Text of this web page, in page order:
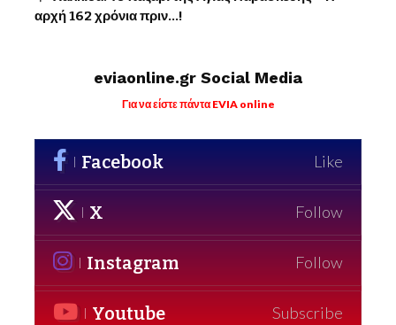
αρχή 162 χρόνια πριν…!
eviaonline.gr Social Media
Για να είστε πάντα EVIA online
Facebook Like
X Follow
Instagram Follow
Youtube Subscribe